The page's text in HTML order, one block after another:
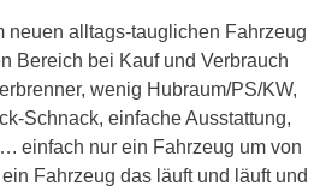
neuen alltags-tauglichen Fahrzeug
Bereich bei Kauf und Verbrauch
wenig Hubraum/PS/KW,
Schnack, einfache Ausstattung,
einfach nur ein Fahrzeug um von
Fahrzeug das läuft und läuft und